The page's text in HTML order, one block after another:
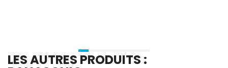
LES AUTRES PRODUITS :